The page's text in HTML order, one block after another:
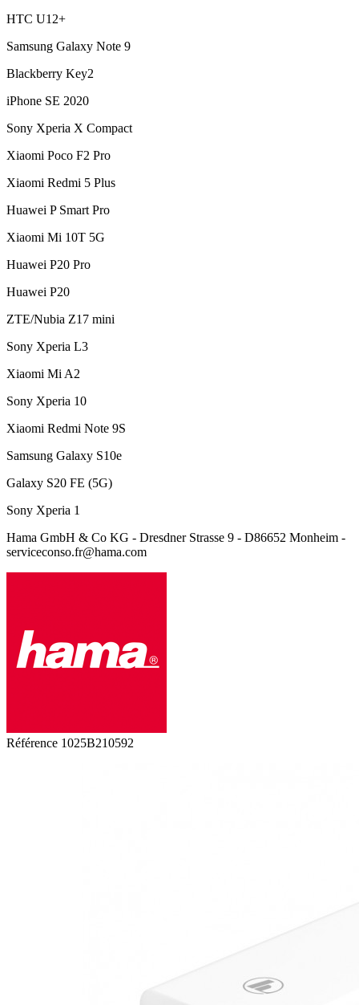
HTC U12+
Samsung Galaxy Note 9
Blackberry Key2
iPhone SE 2020
Sony Xperia X Compact
Xiaomi Poco F2 Pro
Xiaomi Redmi 5 Plus
Huawei P Smart Pro
Xiaomi Mi 10T 5G
Huawei P20 Pro
Huawei P20
ZTE/Nubia Z17 mini
Sony Xperia L3
Xiaomi Mi A2
Sony Xperia 10
Xiaomi Redmi Note 9S
Samsung Galaxy S10e
Galaxy S20 FE (5G)
Sony Xperia 1
Hama GmbH & Co KG - Dresdner Strasse 9 - D86652 Monheim -
serviceconso.fr@hama.com
Référence 1025B210592